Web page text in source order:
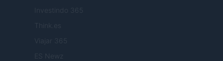
Investindo 365
Think.es
Viajar 365
ES Newz